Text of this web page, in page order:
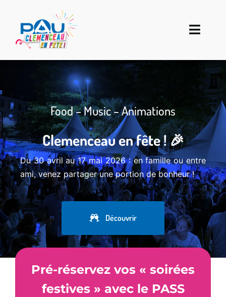
contenu
bascule
Présentation
Le programme 2026
Restaurateurs
Le règlement
Réservez !
Food – Music – Animations
Clemenceau en fête ! 🎉
Du 30 avril au 17 mai 2026 : en famille ou entre
ami, venez partager une portion de bonheur !
Découvrir
Pré-réservez vos « soirées
festives » avec le PASS